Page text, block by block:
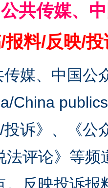
共传媒、
报料/反映/
传媒、中国公
China
诉》、《公
法评论》等
。反映投诉